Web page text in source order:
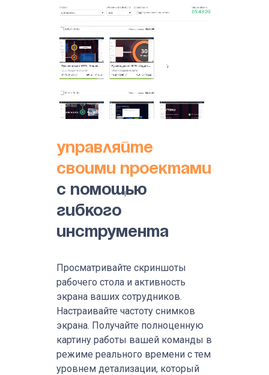
Управляйте
своими проектами
с помощью
гибкого
инструмента
Просматривайте скриншоты
рабочего стола и активность
экрана ваших сотрудников.
Настраивайте частоту снимков
экрана. Получайте полноценную
картину работы вашей команды в
режиме реального времени с тем
уровнем детализации, который